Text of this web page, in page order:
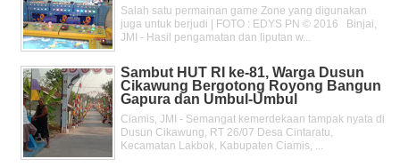
Salah satu permainan game Zone yang digunakan
juga untuk berjudi | FOTO : EDYS PN © 2016 Binjai,
JMI - Hasil pengamatan dan liputan w...
Sambut HUT RI ke-81, Warga Dusun
Cikawung Bergotong Royong Bangun
Gapura dan Umbul-Umbul
Ciamis, JMI - Semangat kemerdekaan tampak nyata di
Dusun Cikawung, RT 26/07 Desa Cintaratu,
Kecamatan Lakbok, Kabupaten Ciamis, ...